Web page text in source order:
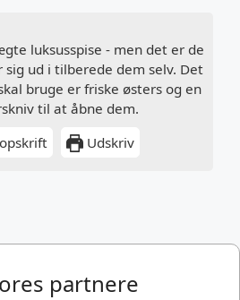
luksusspise - men det er de
ud i tilberede dem selv. Det
bruge er friske østers og en
til at åbne dem.
Udskriv
partnere